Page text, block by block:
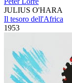
JULIUS O'HARA
Il tesoro dell'Africa
1953